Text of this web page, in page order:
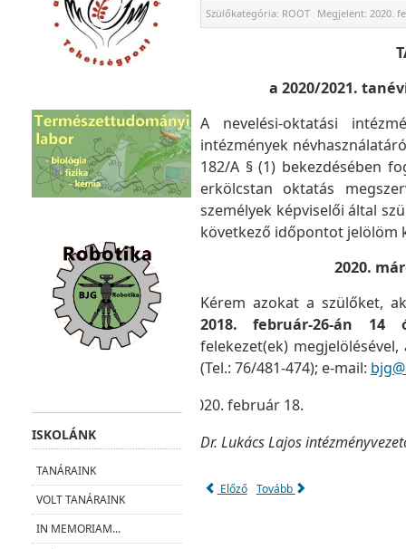
Szülőkategória: ROOT Megjelent: 2020.
a 2020/2021.
A nevelési-oktatási
intézmények
182/A § (1) bekezdésében
erkölcstan oktatás
személyek képviselői által
következő időpontot jelölöm
2020.
Kérem azokat a szülőket,
2018. február-26-án 14
felekezet(ek)
(Tel.: 76/481-474); e-mail:
február 18.
Dr. Lukács Lajos
Előző Tovább
ISKOLÁNK
TANÁRAINK
VOLT TANÁRAINK
IN MEMORIAM...